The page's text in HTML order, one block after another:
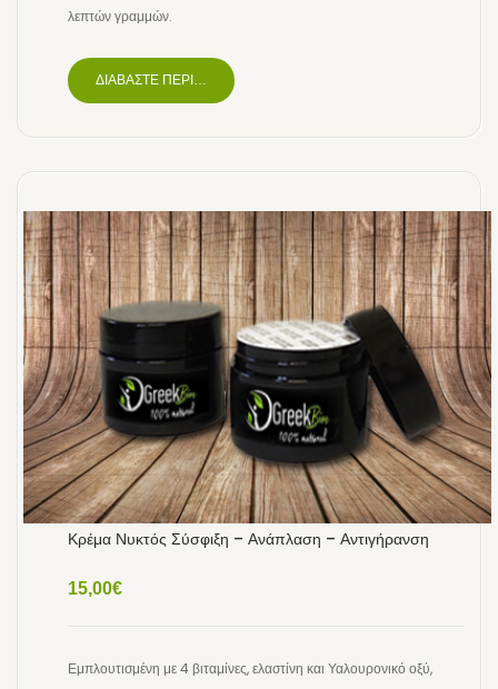
λεπτών γραμμών.
ΔΙΑΒΆΣΤΕ ΠΕΡΙΣΣΌΤΕΡΑ
Κρέμα Νυκτός Σύσφιξη – Ανάπλαση – Αντιγήρανση
15,00€
Εμπλουτισμένη με 4 βιταμίνες, ελαστίνη και Υαλουρονικό οξύ,